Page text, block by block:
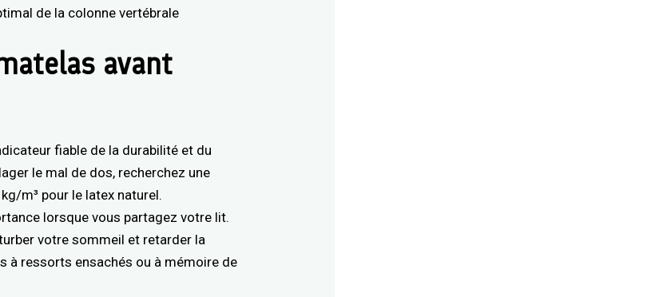
de la colonne vertébrale
avant
fiable de la durabilité et du
le mal de dos, recherchez une
m³ pour le latex naturel.
lorsque vous partagez votre lit.
votre sommeil et retarder la
à ressorts ensachés ou à mémoire de